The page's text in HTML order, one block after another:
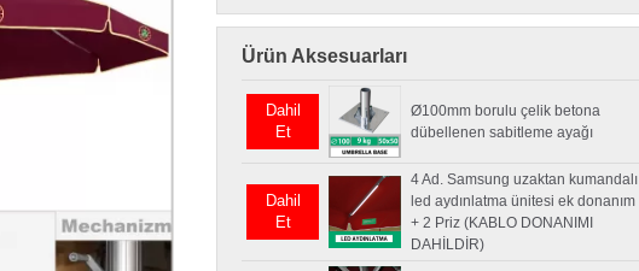
Ürün Aksesuarları
Dahil
Et
Ø100mm borulu çelik betona
dübellenen sabitleme ayağı
Dahil
Et
4 Ad. Samsung uzaktan kumandalı
led aydınlatma ünitesi ek donanım
+ 2 Priz (KABLO DONANIMI
DAHİLDİR)